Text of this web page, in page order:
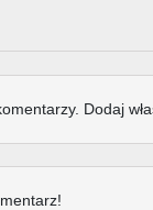
Dodaj